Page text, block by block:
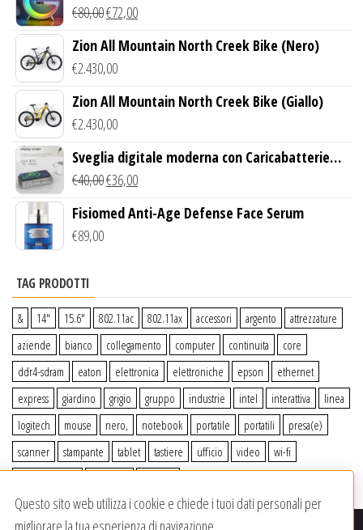
wireless
€80,00€72,00
Zion All Mountain North Creek Bike (Nero)
€2.430,00
Zion All Mountain North Creek Bike (Giallo)
€2.430,00
Sveglia digitale moderna con Caricabatterie
Wireless Qi
€40,00€36,00
Fisiomed Anti-Age Defense Face Serum
€89,00
TAG PRODOTTI
& 14″ 15.6″ 802.11ac 802.11ax accessori argento
attrezzature
aziende
bianco collegamento computer continuita
core
ddr4-sdram
eaton elettronica elettroniche epson
ethernet
express
giardino grigio gruppo industrie intel interattiva
linea
logitech
mouse nero, notebook portatile portatili
presa(e)
scanner
stampante tablet tastiere ufficio video
wi-fi
Questo sito web utilizza i cookie e chiede i tuoi dati personali per
migliorare la tua esperienza di navigazione.